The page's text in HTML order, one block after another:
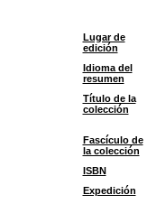
Lugar de
edición
Idioma del
resumen
Título de la
colección
Fascículo de
la colección
ISBN
Expedición